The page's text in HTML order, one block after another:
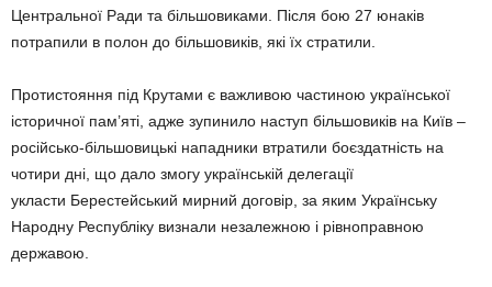
Центральної Ради та більшовиками. Після бою 27 юнаків
потрапили в полон до більшовиків, які їх стратили.
Протистояння під Крутами є важливою частиною української
історичної пам’яті, адже зупинило наступ більшовиків на Київ –
російсько-більшовицькі нападники втратили боєздатність на
чотири дні, що дало змогу українській делегації
укласти Берестейський мирний договір, за яким Українську
Народну Республіку визнали незалежною і рівноправною
державою.